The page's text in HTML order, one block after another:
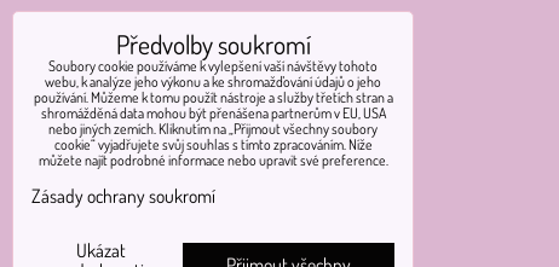
Nádražní 14, Běrunice - Velké Výkleky
Telefon:
+420 736 524 980
E-mail:
Hoskova.Jolana@seznam.cz
Otevírací doba: dle telefonické dohody
Předvolby soukromí
Soubory cookie používáme k vylepšení vaší návštěvy tohoto
webu, k analýze jeho výkonu a ke shromažďování údajů o jeho
používání. Můžeme k tomu použít nástroje a služby třetích stran a
shromážděná data mohou být přenášena partnerům v EU, USA
nebo jiných zemích. Kliknutím na „Přijmout všechny soubory
cookie“ vyjadřujete svůj souhlas s tímto zpracováním. Níže
můžete najít podrobné informace nebo upravit své preference.
Zásady ochrany soukromí
Ukázat